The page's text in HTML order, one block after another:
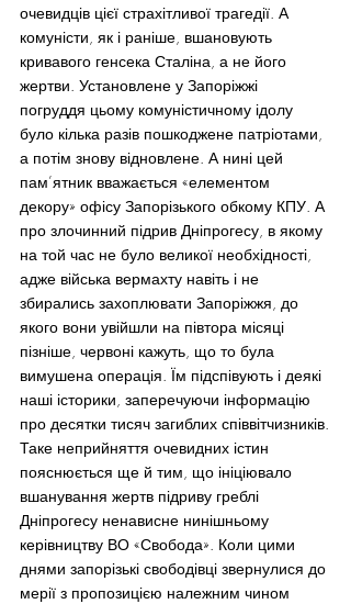
очевидців цієї страхітливої трагедії. А
комуністи, як і раніше, вшановують
кривавого генсека Сталіна, а не його
жертви. Установлене у Запоріжжі
погруддя цьому комуністичному ідолу
було кілька разів пошкоджене патріотами,
а потім знову відновлене. А нині цей
пам’ятник вважається «елементом
декору» офісу Запорізького обкому КПУ. А
про злочинний підрив Дніпрогесу, в якому
на той час не було великої необхідності,
адже війська вермахту навіть і не
збирались захоплювати Запоріжжя, до
якого вони увійшли на півтора місяці
пізніше, червоні кажуть, що то була
вимушена операція. Їм підспівують і деякі
наші історики, заперечуючи інформацію
про десятки тисяч загиблих співвітчизників.
Таке неприйняття очевидних істин
пояснюється ще й тим, що ініціювало
вшанування жертв підриву греблі
Дніпрогесу ненависне нинішньому
керівництву ВО «Свобода». Коли цими
днями запорізькі свободівці звернулися до
мерії з пропозицією належним чином